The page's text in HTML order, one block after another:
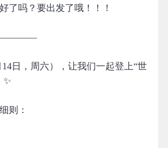
了吗？要出发了哦！！！
日，周六），让我们一起登上“世
则：